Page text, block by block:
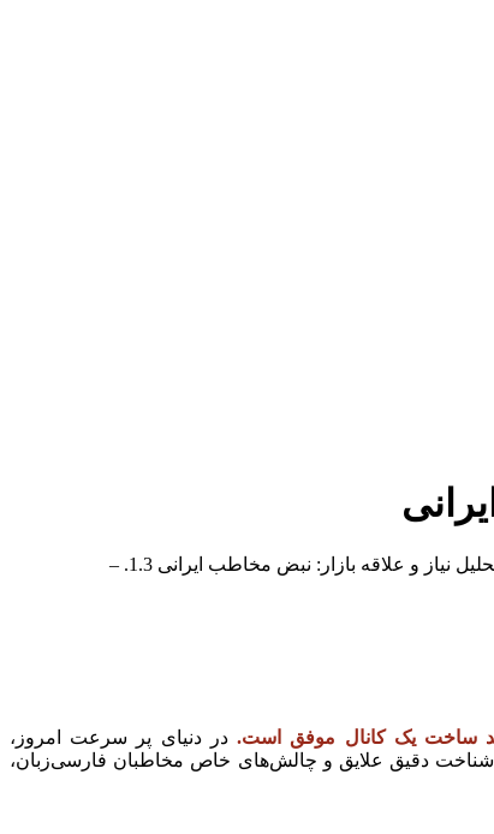
فهرست مطالب نمایش 1. مؤلفه‌های کلیدی برای انتخاب موضوع کانال یوتیوب در ایران 1.1. – اشتیاق و تخصص شما: سوخت حرکت پایدار 1.2. – تحلیل نیاز و علاقه بازار: نبض مخاطب ایرانی 1.3. –
ساخت یک کانال موفق است. در دنیای پر سرعت امروز،
دقیق علایق و چالش‌های خاص مخاطبان فارسی‌زبان،